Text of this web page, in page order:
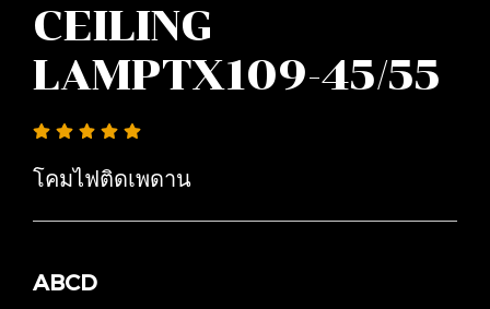
CEILING
LAMPTX109-45/55
โคมไฟติดเพดาน
ABCD